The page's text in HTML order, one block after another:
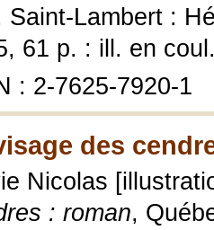
Saint-Lambert :
61 p. : ill. en
: 2-7625-7920-1
des
Nicolas
: roman,